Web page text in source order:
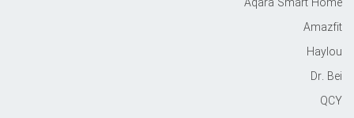
Aqara Smart Home
Amazfit
Haylou
Dr. Bei
QCY